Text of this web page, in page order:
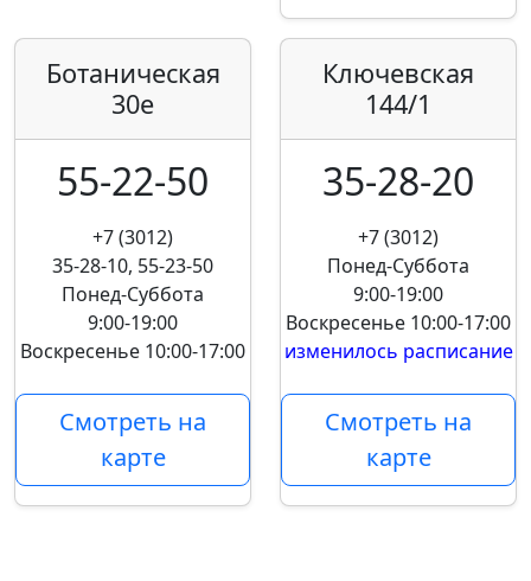
Ботаническая
30е
55-22-50
+7 (3012)
35-28-10, 55-23-50
Понед-Суббота
9:00-19:00
Воскресенье 10:00-17:00
Смотреть на
карте
Ключевская
144/1
35-28-20
+7 (3012)
Понед-Суббота
9:00-19:00
Воскресенье 10:00-17:00
изменилось расписание
Смотреть на
карте